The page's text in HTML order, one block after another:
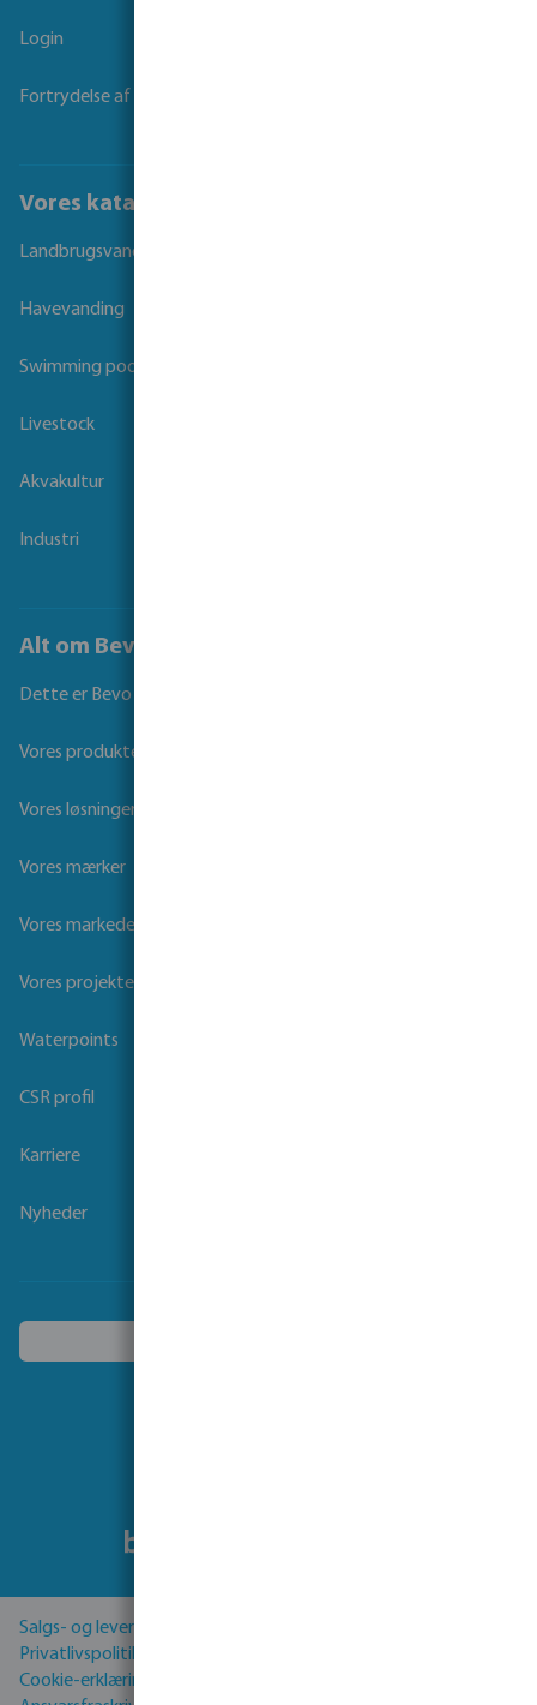
Login
Fortrydelse af kontrakt
Vores kataloger
Landbrugsvanding
Havevanding
Swimming pool
Livestock
Akvakultur
Industri
Alt om Bevo
Dette er Bevo
Vores produkter
Vores løsninger
Vores mærker
Vores markeder
Vores projekter
Waterpoints
CSR profil
Karriere
Nyheder
Salgs- og leveringsbetingelser
Privatlivspolitik
Cookie-erklæring